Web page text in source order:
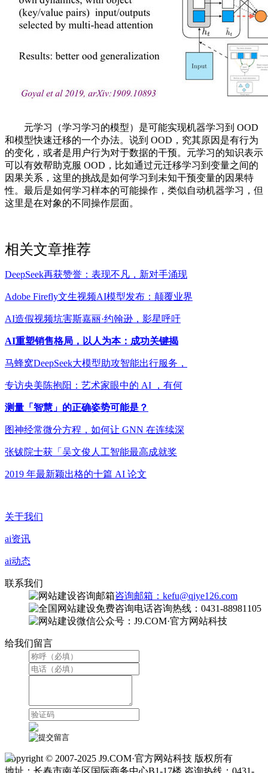
元学习（学习学习的模型）是可能实现机器学习到 OOD
和模型快速迁移的一个办法。说到 OOD，究其原因是有行为
的变化，或者是用户行为对于数据的干预。元学习的知识表示
可以有效帮助克服 OOD，比如通过元迁移学习到变量之间的
因果关系，这里的挑战是如何学习到未知干预变量的因果特
性。最后是如何学习样本的可能操作，类似自动机器学习，但
这里是在对象的不同操作层面。
相关文章推荐
DeepSeek再获赞誉：表现不凡，新对手涌现
Adobe Firefly文生视频AI模型发布：颠覆业界
AI造假视频坑害斯嘉丽·约翰逊，影星呼吁
AI重塑销售格局，以人为本：成功关键揭
马蜂窝DeepSeek大模型助攻智能出行服务，
专访央美陈抱阳：艺术家眼中的 AI ，有何
测量「智慧」的正确姿势可能是？
图神经常微分方程，如何让 GNN 在连续深
张钹院士获「吴文俊人工智能最高成就奖
2019 年最新颖出格的十篇 AI 论文
关于我们
ai资讯
ai动态
联系我们
咨询邮箱：kefu@qiye126.com
咨询热线：0431-88981105
微信公众号：J9.COM·官方网站科技
给我们留言
Copyright © 2007-2025 J9.COM·官方网站科技 版权所有